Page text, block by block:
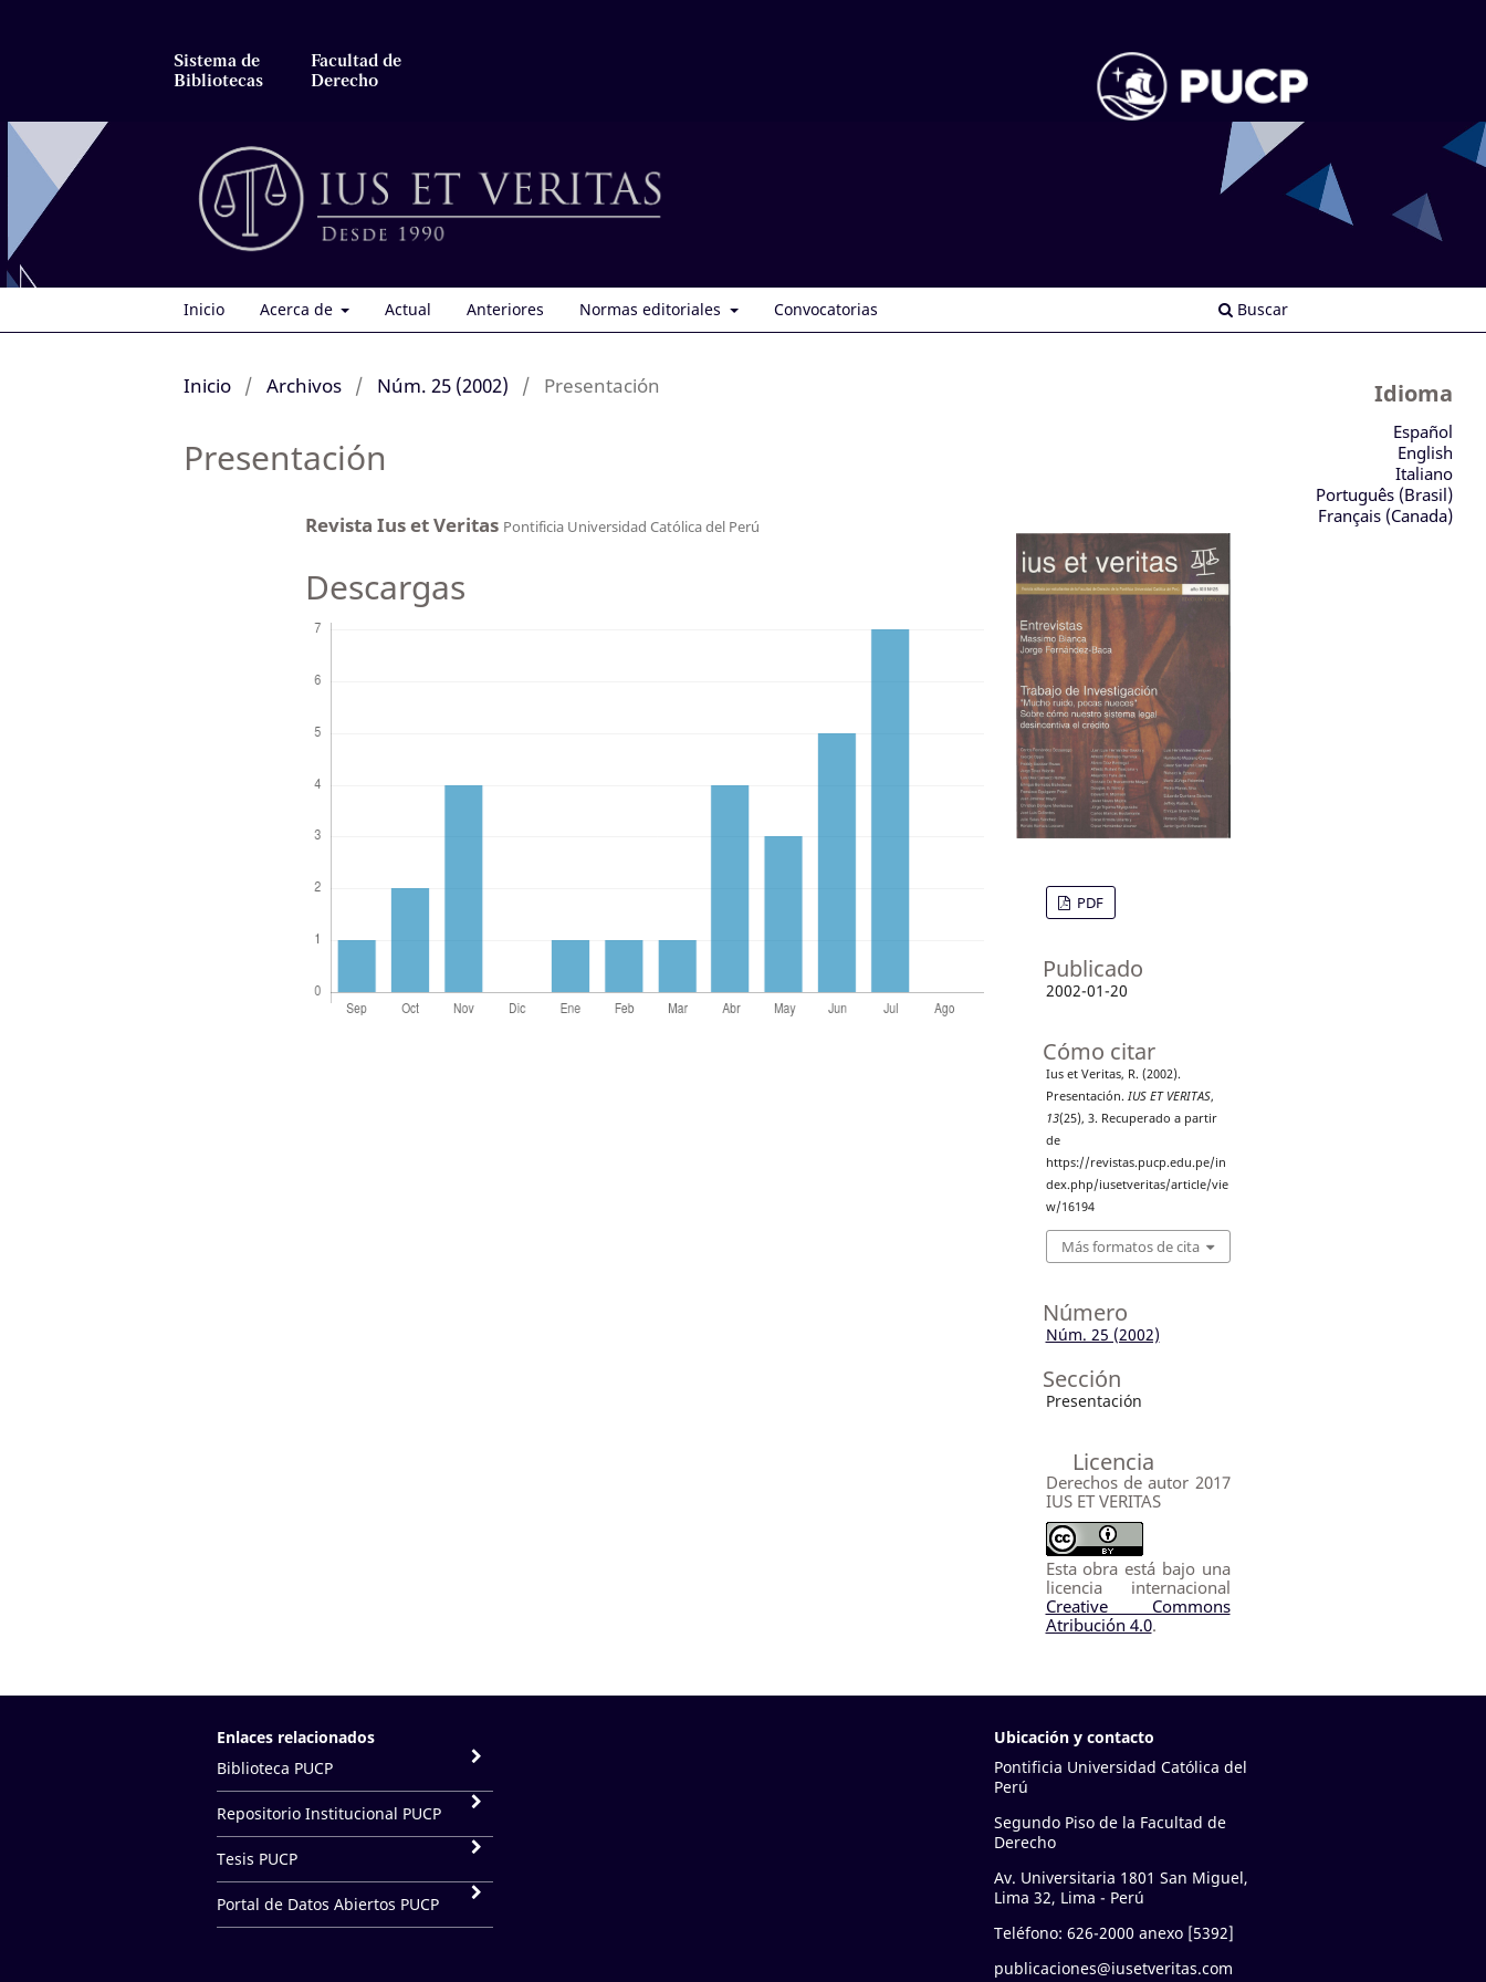
Sistema de
Bibliotecas
Facultad de
Derecho
Inicio Acerca de Actual Anteriores Normas editoriales Convocatorias Buscar
Inicio / Archivos / Núm. 25 (2002) / Presentación
Presentación
Revista Ius et Veritas Pontificia Universidad Católica del Perú
Descargas
PDF
Publicado
2002-01-20
Cómo citar
Ius et Veritas, R. (2002).
Presentación. IUS ET VERITAS,
13(25), 3. Recuperado a partir
de
https://revistas.pucp.edu.pe/in
dex.php/iusetveritas/article/vie
w/16194
Más formatos de cita
Número
Núm. 25 (2002)
Sección
Presentación
Licencia
Derechos de autor 2017
IUS ET VERITAS
Esta obra está bajo una
licencia internacional
Creative Commons
Atribución 4.0.
Idioma
Español
English
Italiano
Português (Brasil)
Français (Canada)
Enlaces relacionados
Biblioteca PUCP
Repositorio Institucional PUCP
Tesis PUCP
Portal de Datos Abiertos PUCP
Ubicación y contacto
Pontificia Universidad Católica del
Perú
Segundo Piso de la Facultad de
Derecho
Av. Universitaria 1801 San Miguel,
Lima 32, Lima - Perú
Teléfono: 626-2000 anexo [5392]
publicaciones@iusetveritas.com